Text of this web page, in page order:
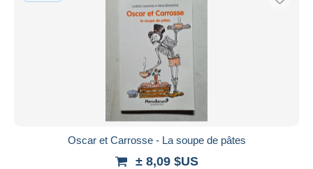
Oscar et Carrosse - La soupe de pâtes
± 8,09 $US